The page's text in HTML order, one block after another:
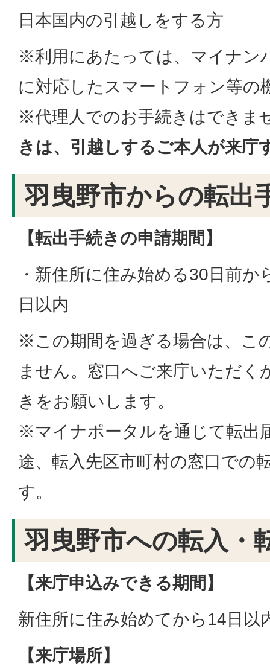
日本国内の引越しをする方
※利用にあたっては、マイナン
に対応したスマートフォン等の
※代理人でのお手続きはできま
きは、引越しするご本人が来庁
羽曳野市からの転出
【転出手続きの申請期間】
・新住所に住み始める30日前
日以内
※この期間を過ぎる場合は、こ
ません。窓口へご来庁いただく
きをお願いします。
※マイナポータルを通じて転出
途、転入先区市町村の窓口での
す。
羽曳野市への転入・
【来庁申込みできる期間】
新住所に住み始めてから14日以
【来庁場所】